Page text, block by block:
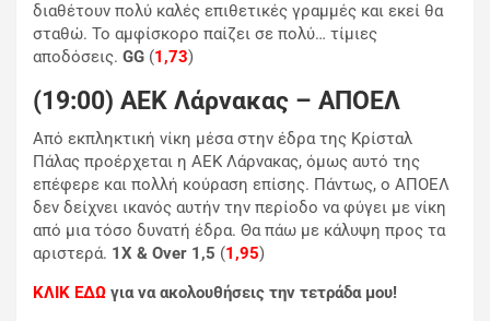
διαθέτουν πολύ καλές επιθετικές γραμμές και εκεί θα
σταθώ. Το αμφίσκορο παίζει σε πολύ… τίμιες
αποδόσεις. GG (1,73)
(19:00) ΑΕΚ Λάρνακας – ΑΠΟΕΛ
Από εκπληκτική νίκη μέσα στην έδρα της Κρίσταλ
Πάλας προέρχεται η ΑΕΚ Λάρνακας, όμως αυτό της
επέφερε και πολλή κούραση επίσης. Πάντως, ο ΑΠΟΕΛ
δεν δείχνει ικανός αυτήν την περίοδο να φύγει με νίκη
από μια τόσο δυνατή έδρα. Θα πάω με κάλυψη προς τα
αριστερά. 1Χ & Over 1,5 (1,95)
ΚΛΙΚ ΕΔΩ για να ακολουθήσεις την τετράδα μου!